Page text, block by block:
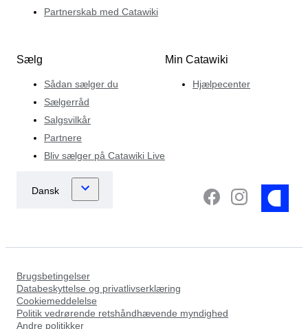
Partnerskab med Catawiki
Sælg
Sådan sælger du
Sælgerråd
Salgsvilkår
Partnere
Bliv sælger på Catawiki Live
Min Catawiki
Hjælpecenter
Brugsbetingelser
Databeskyttelse og privatlivserklæring
Cookiemeddelelse
Politik vedrørende retshåndhævende myndighed
Andre politikker